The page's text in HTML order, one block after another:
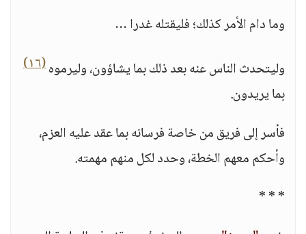
وما دام الأمر كذلك؛ فليقتله غدرا …
وليتحدث الناس عنه بعد ذلك بما يشاؤون، وليرموه(١٦)
بما يريدون.
فأسر إلى فريق من خاصة فرسانه بما عقد عليه العزم،
وأحكم معهم الخطة، وحدد لكل منهم مهمته.
* * *